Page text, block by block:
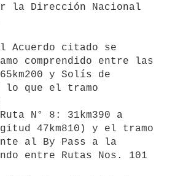
la Dirección Nacional
Acuerdo citado se
comprendido entre las
y Solís de
lo que el tramo
N° 8: 31km390 a
47km810) y el tramo
al By Pass a la
entre Rutas Nos. 101